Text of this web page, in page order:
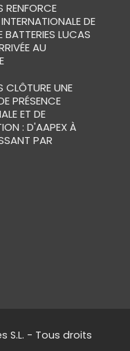
RENFORCE
DE
BATTERIES LUCAS
AU
CLÔTURE UNE
PRÉSENCE
ET DE
: D'AAPEX À
PAR
S.L. - Tous droits